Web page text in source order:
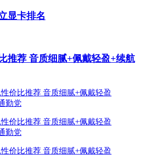
显卡排名
推荐 音质细腻+佩戴轻盈+续航